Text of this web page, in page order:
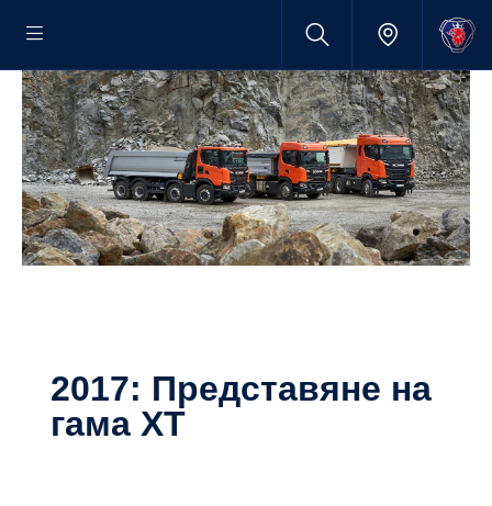
2017: Представяне на
гама XT